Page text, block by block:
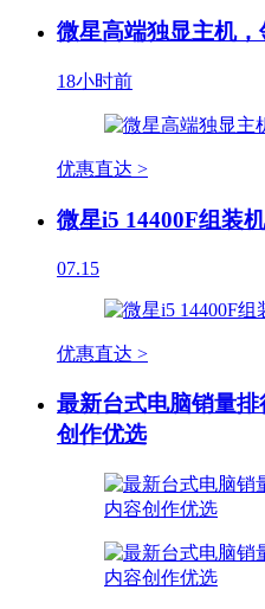
微星高端独显主机
18小时前
优惠直达 >
微星i5 14400F组装
07.15
优惠直达 >
最新台式电脑销量
创作优选